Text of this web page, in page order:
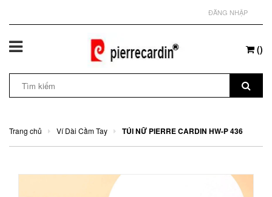
ĐĂNG NHẬP
()
Trang chủ Ví Dài Cầm Tay TÚI NỮ PIERRE CARDIN HW-P 436